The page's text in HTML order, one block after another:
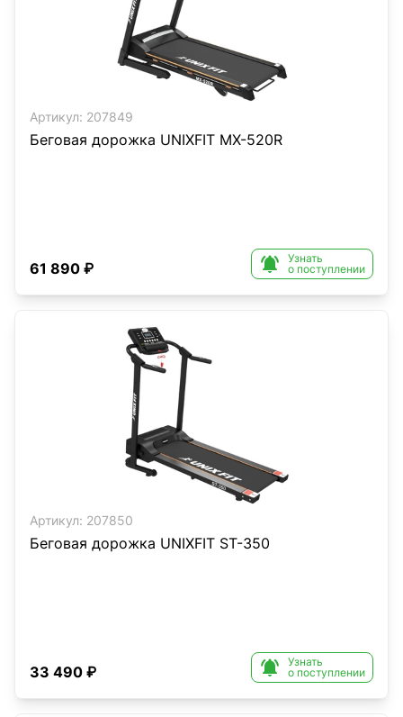
Артикул: 207849
Беговая дорожка UNIXFIT MX-520R
61 890 ₽ 
Узнать
о поступлении
Артикул: 207850
Беговая дорожка UNIXFIT ST-350
33 490 ₽ 
Узнать
о поступлении